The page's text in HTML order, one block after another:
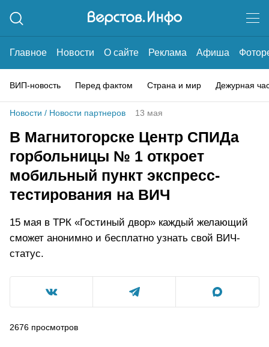
Главное Новости О сайте Реклама Афиша
ВИП-новость Перед фактом Страна и мир Дежурная
Новости / Новости партнеров 13 мая
В Магнитогорске Центр СПИДа
горбольницы № 1 откроет
мобильный пункт экспресс-
тестирования на ВИЧ
15 мая в ТРК «Гостиный двор» каждый желающий
сможет анонимно и бесплатно узнать свой ВИЧ-
статус.
2676 просмотров